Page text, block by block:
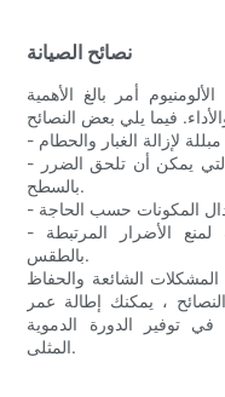
نصائح الصيانة
أمر بالغ الأهمية
- تجنب استخدام المواد الكيميائية القاسية التي يمكن أن تلحق الضرر
بالسطح.
- تخزين الشبكات في مكان بارد وجاف لمنع الأضرار المرتبطة
بالطقس.
الشائعة والحفاظ
، يمكنك إطالة عمر
في توفير الدورة الدموية
المثلى.